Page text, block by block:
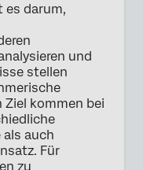
es darum,
und
stellen
Ziel kommen bei
auch
Für
zu